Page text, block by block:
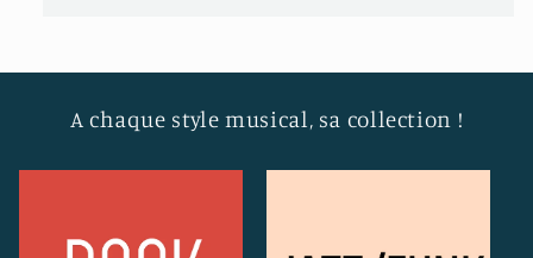
A chaque style musical, sa collection !